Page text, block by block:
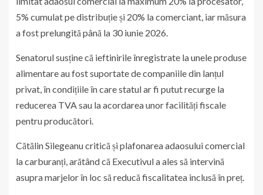
5% cumulat pe distribuție și 20% la comerciant, iar măsura
a fost prelungită până la 30 iunie 2026.
Senatorul susține că ieftinirile înregistrate la unele produse
alimentare au fost suportate de companiile din lanțul
privat, în condițiile în care statul ar fi putut recurge la
reducerea TVA sau la acordarea unor facilități fiscale
pentru producători.
Cătălin Silegeanu critică și plafonarea adaosului comercial
la carburanți, arătând că Executivul a ales să intervină
asupra marjelor în loc să reducă fiscalitatea inclusă în preț.